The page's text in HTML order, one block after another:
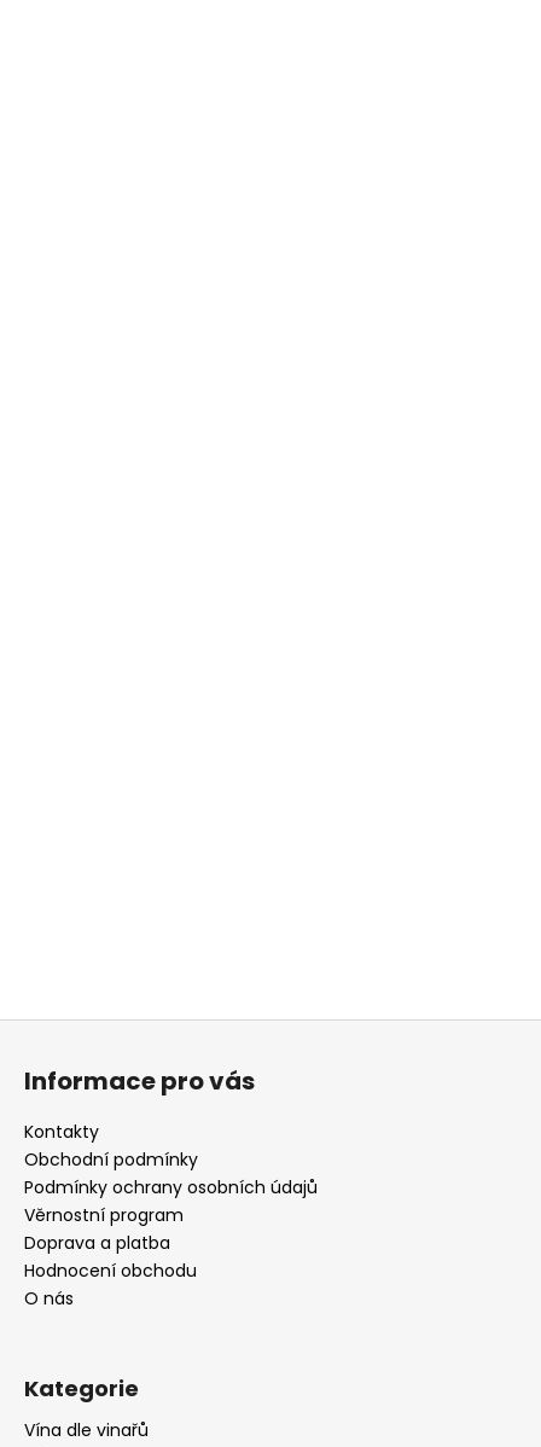
Informace pro vás
Kontakty
Obchodní podmínky
Podmínky ochrany osobních údajů
Věrnostní program
Doprava a platba
Hodnocení obchodu
O nás
Kategorie
Vína dle vinařů